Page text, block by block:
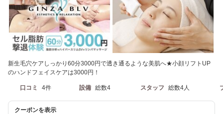
新生毛穴ケアしっかり60分3000円で透き通るような美肌へ★小顔リフトUP
のハンドフェイスケアは3000円！
口コミ 4件 設備 総数4 スタッフ 総数4人
クーポンを表示